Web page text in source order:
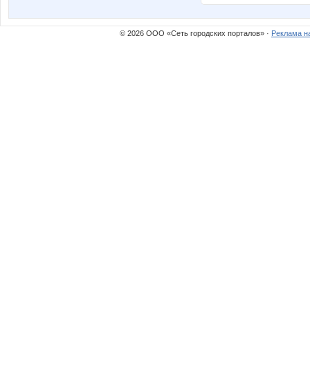
© 2026 ООО «Сеть городских порталов» · Реклама